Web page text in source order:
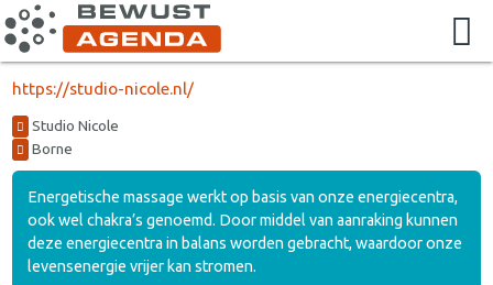
https://studio-nicole.nl/
Studio Nicole
Borne
Energetische massage werkt op basis van onze energiecentra,
ook wel chakra’s genoemd. Door middel van aanraking kunnen
deze energiecentra in balans worden gebracht, waardoor onze
levensenergie vrijer kan stromen.